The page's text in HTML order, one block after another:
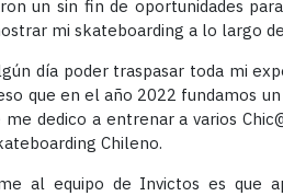
un sin fin de oportunidades
mi skateboarding a lo largo
día poder traspasar toda mi
que en el año 2022 fundamos
dedico a entrenar a varios
Chileno.
al equipo de Invictos es que